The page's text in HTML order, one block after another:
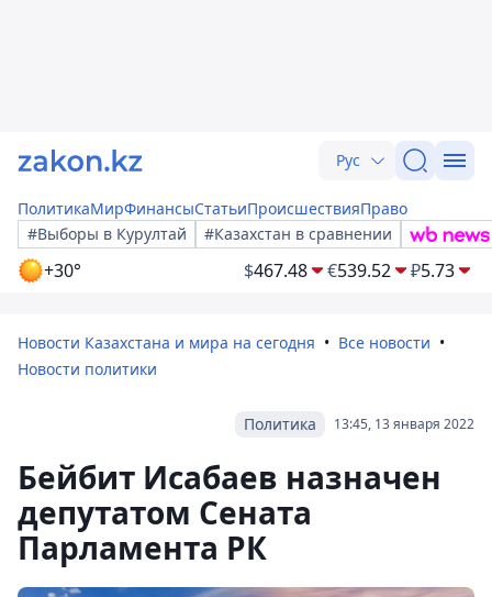
Рус
ПолитикаМирФинансыСтатьиПроисшествияПраво
#Выборы в Курултай
#Казахстан в сравнении
+30° $467.48 €539.52 ₽5.73
Новости Казахстана и мира на сегодня
Все новости
Новости политики
13:45, 13 января 2022
Политика
Бейбит Исабаев назначен
депутатом Сената
Парламента РК